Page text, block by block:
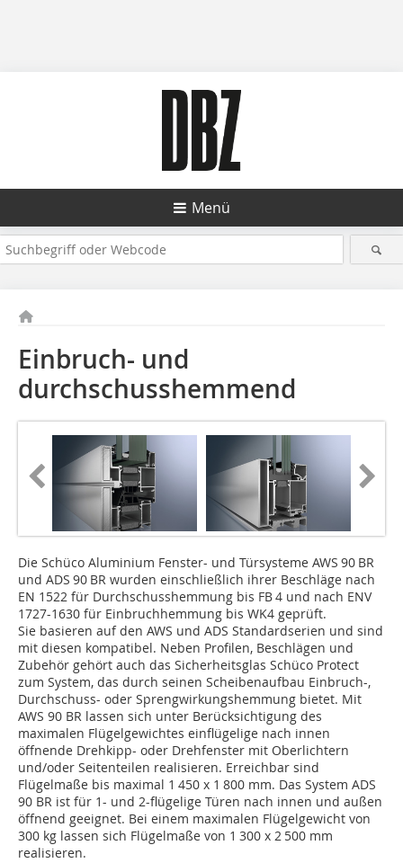
Menü
Einbruch- und
durchschusshemmend
Die Schüco Aluminium Fenster- und Türsysteme AWS 90 BR
und ADS 90 BR wurden einschließlich ihrer Beschläge nach
EN 1522 für Durchschusshemmung bis FB 4 und nach ENV
1727-1630 für Einbruchhemmung bis WK4 geprüft.
Sie basieren auf den AWS und ADS Standardserien und sind
mit diesen kompatibel. Neben Profilen, Beschlägen und
Zubehör gehört auch das Sicherheitsglas Schüco Protect
zum System, das durch seinen Scheibenaufbau Einbruch-,
Durchschuss- oder Sprengwirkungshemmung bietet. Mit
AWS 90 BR lassen sich unter Berücksichtigung des
maximalen Flügelgewichtes einflügelige nach innen
öffnende Drehkipp- oder Drehfenster mit Oberlichtern
und/oder Seitenteilen realisieren. Erreichbar sind
Flügelmaße bis maximal 1 450 x 1 800 mm. Das System ADS
90 BR ist für 1- und 2-flügelige Türen nach innen und außen
öffnend geeignet. Bei einem maximalen Flügelgewicht von
300 kg lassen sich Flügelmaße von 1 300 x 2 500 mm
realisieren.